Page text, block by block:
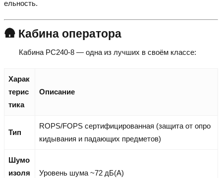
ельность.
🛖 Кабина оператора
Кабина PC240-8 — одна из лучших в своём классе:
Харак
терис
тика
Описание
Тип
ROPS/FOPS сертифицированная (защита от опро
кидывания и падающих предметов)
Шумо
изоля
Уровень шума ~72 дБ(А)